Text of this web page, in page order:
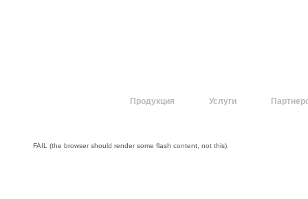
Продукция Услуги
FAIL (the browser should render some flash content, not this).